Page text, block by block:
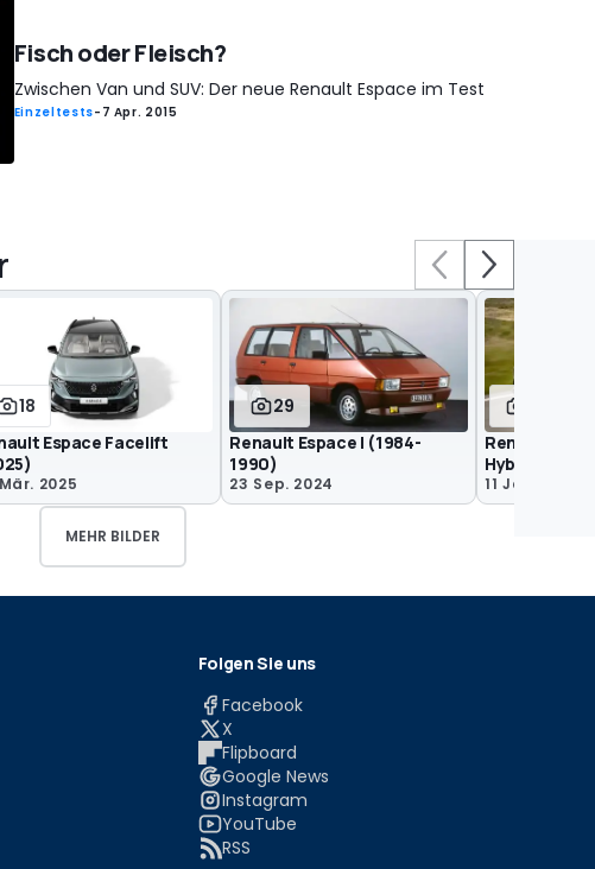
Fisch oder Fleisch?
Zwischen Van und SUV: Der neue Renault Espace im Test
Einzeltests- 7 Apr. 2015
18
Espace Facelift
2025
29
Renault Espace I (1984-
1990)
23 Sep. 2024
Renault
Hybrid 200
11 Jan. 2024
MEHR BILDER
Folgen Sie uns
Facebook
X
Flipboard
Google News
Instagram
YouTube
RSS